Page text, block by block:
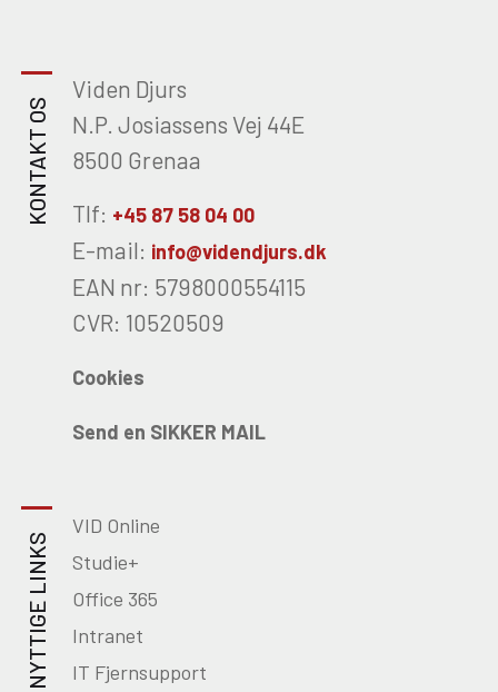
KONTAKT OS
Viden Djurs
N.P. Josiassens Vej 44E
8500 Grenaa
Tlf: +45 87 58 04 00
E-mail: info@videndjurs.dk
EAN nr: 5798000554115
CVR: 10520509
Cookies
Send en SIKKER MAIL
NYTTIGE LINKS
VID Online
Studie+
Office 365
Intranet
IT Fjernsupport